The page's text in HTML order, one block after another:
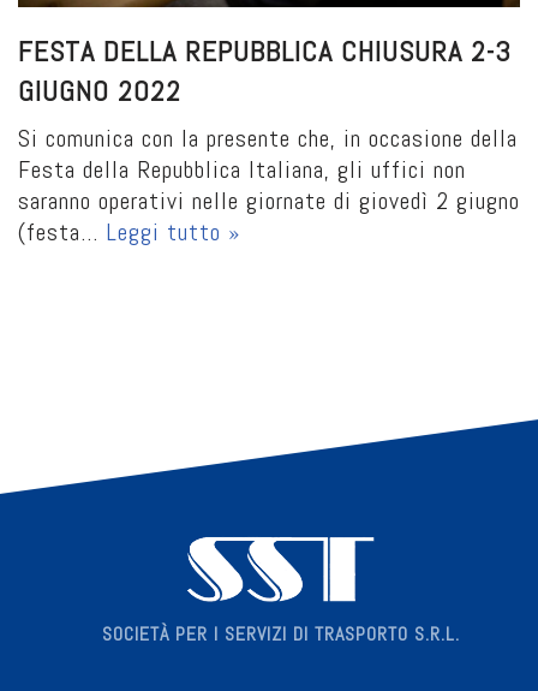
FESTA DELLA REPUBBLICA CHIUSURA 2-3
GIUGNO 2022
Si comunica con la presente che, in occasione della
Festa della Repubblica Italiana, gli uffici non
saranno operativi nelle giornate di giovedì 2 giugno
(festa… Leggi tutto »
SOCIETÀ PER I SERVIZI DI TRASPORTO S.R.L.